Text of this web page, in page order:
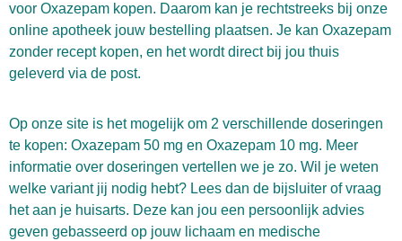
voor Oxazepam kopen. Daarom kan je rechtstreeks bij onze
online apotheek jouw bestelling plaatsen. Je kan Oxazepam
zonder recept kopen, en het wordt direct bij jou thuis
geleverd via de post.
Op onze site is het mogelijk om 2 verschillende doseringen
te kopen: Oxazepam 50 mg en Oxazepam 10 mg. Meer
informatie over doseringen vertellen we je zo. Wil je weten
welke variant jij nodig hebt? Lees dan de bijsluiter of vraag
het aan je huisarts. Deze kan jou een persoonlijk advies
geven gebasseerd op jouw lichaam en medische